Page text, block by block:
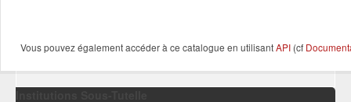
Vous pouvez également accéder à ce catalogue en utilisantAPI (cf